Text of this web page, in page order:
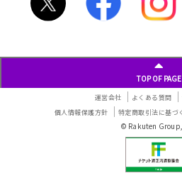
TOP OF PAGE
運営会社 よくある質問
個人情報保護方針
特定商取引法に基づ
© Rakuten